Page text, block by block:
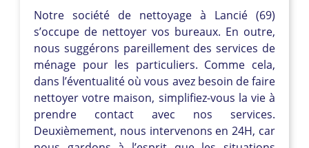
Notre société de nettoyage à Lancié (69)
s’occupe de nettoyer vos bureaux. En outre,
nous suggérons pareillement des services de
ménage pour les particuliers. Comme cela,
dans l’éventualité où vous avez besoin de faire
nettoyer votre maison, simplifiez-vous la vie à
prendre contact avec nos services.
Deuxièmement, nous intervenons en 24H, car